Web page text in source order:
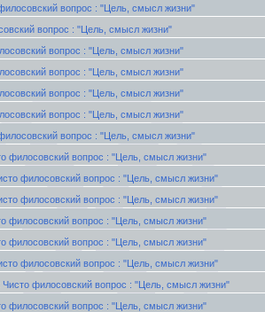
вопрос : "Цель, смысл жизни"
вопрос : "Цель, смысл жизни"
вопрос : "Цель, смысл жизни"
вопрос : "Цель, смысл жизни"
вопрос : "Цель, смысл жизни"
вопрос : "Цель, смысл жизни"
вопрос : "Цель, смысл жизни"
филосовский вопрос : "Цель, смысл жизни"
филосовский вопрос : "Цель, смысл жизни"
филосовский вопрос : "Цель, смысл жизни"
филосовский вопрос : "Цель, смысл жизни"
филосовский вопрос : "Цель, смысл жизни"
филосовский вопрос : "Цель, смысл жизни"
Чисто филосовский вопрос : "Цель, смысл жизни"
филосовский вопрос : "Цель, смысл жизни"